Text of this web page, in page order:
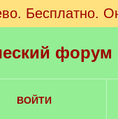
Бесплатно.
ВОЙТИ